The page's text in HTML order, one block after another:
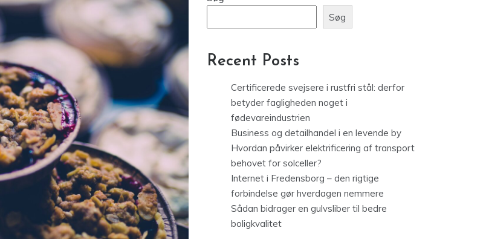
Søg
Recent Posts
Certificerede svejsere i rustfri stål: derfor
betyder fagligheden noget i
fødevareindustrien
Business og detailhandel i en levende by
Hvordan påvirker elektrificering af transport
behovet for solceller?
Internet i Fredensborg – den rigtige
forbindelse gør hverdagen nemmere
Sådan bidrager en gulvsliber til bedre
boligkvalitet